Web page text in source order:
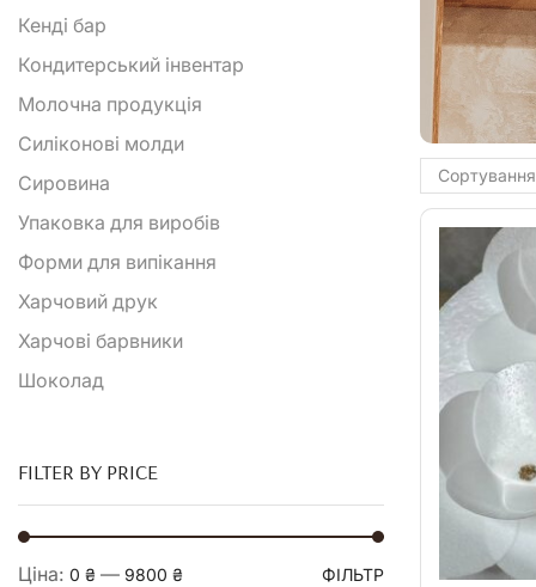
Кенді бар
Кондитерський інвентар
Молочна продукція
Силіконові молди
Сировина
Упаковка для виробів
Форми для випікання
Харчовий друк
Харчові барвники
Шоколад
FILTER BY PRICE
ФІЛЬТР
Ціна: 0 ₴ — 9800 ₴